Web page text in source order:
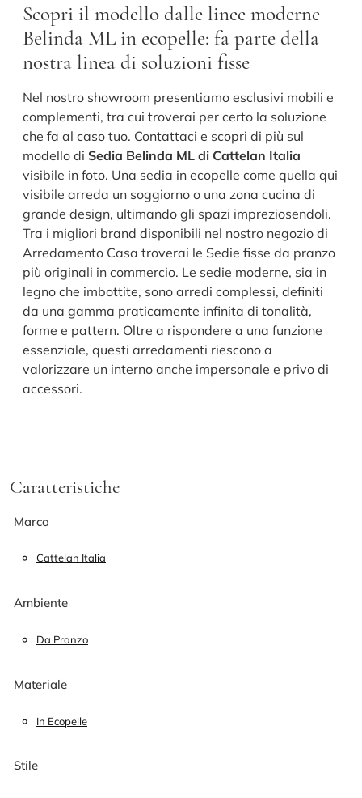
Scopri il modello dalle linee moderne
Belinda ML in ecopelle: fa parte della
nostra linea di soluzioni fisse
Nel nostro showroom presentiamo esclusivi mobili e
complementi, tra cui troverai per certo la soluzione
che fa al caso tuo. Contattaci e scopri di più sul
modello di Sedia Belinda ML di Cattelan Italia
visibile in foto. Una sedia in ecopelle come quella qui
visibile arreda un soggiorno o una zona cucina di
grande design, ultimando gli spazi impreziosendoli.
Tra i migliori brand disponibili nel nostro negozio di
Arredamento Casa troverai le Sedie fisse da pranzo
più originali in commercio. Le sedie moderne, sia in
legno che imbottite, sono arredi complessi, definiti
da una gamma praticamente infinita di tonalità,
forme e pattern. Oltre a rispondere a una funzione
essenziale, questi arredamenti riescono a
valorizzare un interno anche impersonale e privo di
accessori.
Caratteristiche
Marca
Cattelan Italia
Ambiente
Da Pranzo
Materiale
In Ecopelle
Stile